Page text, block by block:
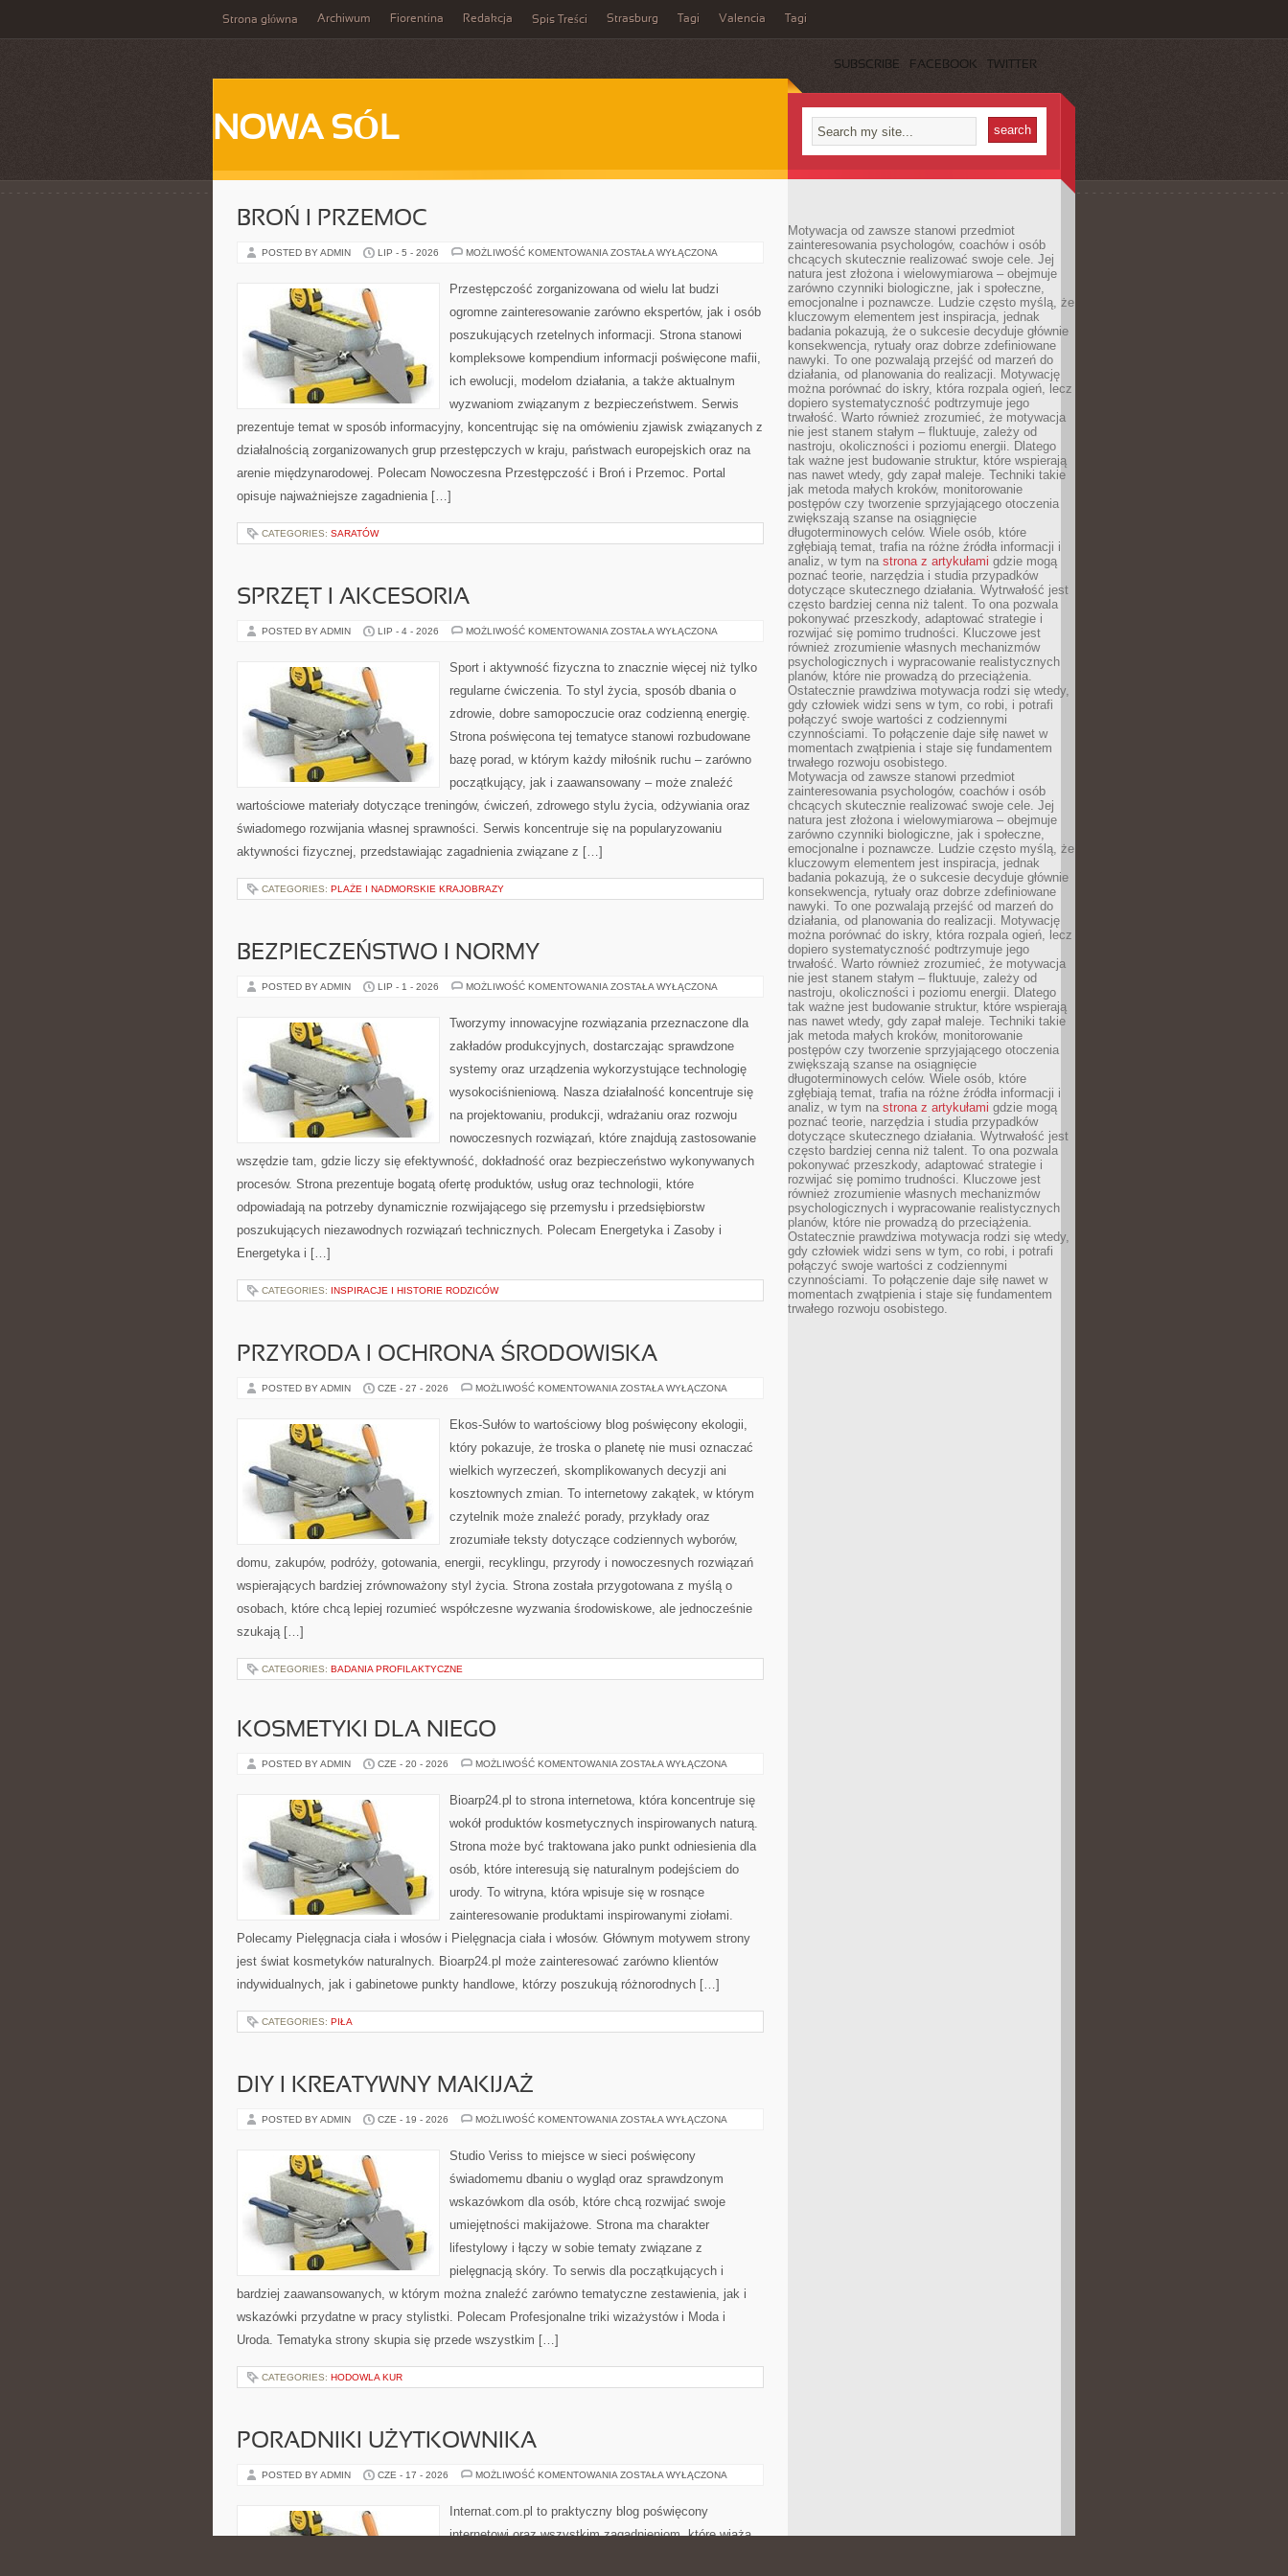
Strona główna Archiwum Fiorentina Redakcja Spis Treści Strasburg Tagi Valencia Tagi
SUBSCRIBE FACEBOOK TWITTER
NOWA SÓL
BROŃ I PRZEMOC
POSTED BY ADMIN LIP - 5 - 2026 MOŻLIWOŚĆ KOMENTOWANIA BROŃ
ZOSTAŁA WYŁĄCZONA
Przestępczość zorganizowana od wielu lat budzi
ogromne zainteresowanie zarówno ekspertów, jak i osób
poszukujących rzetelnych informacji. Strona stanowi
kompleksowe kompendium informacji poświęcone mafii,
ich ewolucji, modelom działania, a także aktualnym
wyzwaniom związanym z bezpieczeństwem. Serwis
prezentuje temat w sposób informacyjny, koncentrując się na omówieniu zjawisk związanych z
działalnością zorganizowanych grup przestępczych w kraju, państwach europejskich oraz na
arenie międzynarodowej. Polecam Nowoczesna Przestępczość i Broń i Przemoc. Portal
opisuje najważniejsze zagadnienia […]
CATEGORIES: SARATÓW
SPRZĘT I AKCESORIA
POSTED BY ADMIN LIP - 4 - 2026 MOŻLIWOŚĆ KOMENTOWANIA SPRZĘT
ZOSTAŁA WYŁĄCZONA
Sport i aktywność fizyczna to znacznie więcej niż tylko
regularne ćwiczenia. To styl życia, sposób dbania o
zdrowie, dobre samopoczucie oraz codzienną energię.
Strona poświęcona tej tematyce stanowi rozbudowane
bazę porad, w którym każdy miłośnik ruchu – zarówno
początkujący, jak i zaawansowany – może znaleźć
wartościowe materiały dotyczące treningów, ćwiczeń, zdrowego stylu życia, odżywiania oraz
świadomego rozwijania własnej sprawności. Serwis koncentruje się na popularyzowaniu
aktywności fizycznej, przedstawiając zagadnienia związane z […]
CATEGORIES: PLAŻE I NADMORSKIE KRAJOBRAZY
BEZPIECZEŃSTWO I NORMY
POSTED BY ADMIN LIP - 1 - 2026 MOŻLIWOŚĆ KOMENTOWANIA BEZPIECZEŃSTWO
ZOSTAŁA WYŁĄCZONA
Tworzymy innowacyjne rozwiązania przeznaczone dla
zakładów produkcyjnych, dostarczając sprawdzone
systemy oraz urządzenia wykorzystujące technologię
wysokociśnieniową. Nasza działalność koncentruje się
na projektowaniu, produkcji, wdrażaniu oraz rozwoju
nowoczesnych rozwiązań, które znajdują zastosowanie
wszędzie tam, gdzie liczy się efektywność, dokładność oraz bezpieczeństwo wykonywanych
procesów. Strona prezentuje bogatą ofertę produktów, usług oraz technologii, które
odpowiadają na potrzeby dynamicznie rozwijającego się przemysłu i przedsiębiorstw
poszukujących niezawodnych rozwiązań technicznych. Polecam Energetyka i Zasoby i
Energetyka i […]
CATEGORIES: INSPIRACJE I HISTORIE RODZICÓW
PRZYRODA I OCHRONA ŚRODOWISKA
POSTED BY ADMIN CZE - 27 - 2026 MOŻLIWOŚĆ KOMENTOWANIA PRZYRODA
ŚRODOWISKA
ZOSTAŁA WYŁĄCZONA
Ekos-Sułów to wartościowy blog poświęcony ekologii,
który pokazuje, że troska o planetę nie musi oznaczać
wielkich wyrzeczeń, skomplikowanych decyzji ani
kosztownych zmian. To internetowy zakątek, w którym
czytelnik może znaleźć porady, przykłady oraz
zrozumiałe teksty dotyczące codziennych wyborów,
domu, zakupów, podróży, gotowania, energii, recyklingu, przyrody i nowoczesnych rozwiązań
wspierających bardziej zrównoważony styl życia. Strona została przygotowana z myślą o
osobach, które chcą lepiej rozumieć współczesne wyzwania środowiskowe, ale jednocześnie
szukają […]
CATEGORIES: BADANIA PROFILAKTYCZNE
KOSMETYKI DLA NIEGO
POSTED BY ADMIN CZE - 20 - 2026 MOŻLIWOŚĆ KOMENTOWANIA KOSMETYKI
ZOSTAŁA WYŁĄCZONA
Bioarp24.pl to strona internetowa, która koncentruje się
wokół produktów kosmetycznych inspirowanych naturą.
Strona może być traktowana jako punkt odniesienia dla
osób, które interesują się naturalnym podejściem do
urody. To witryna, która wpisuje się w rosnące
zainteresowanie produktami inspirowanymi ziołami.
Polecamy Pielęgnacja ciała i włosów i Pielęgnacja ciała i włosów. Głównym motywem strony
jest świat kosmetyków naturalnych. Bioarp24.pl może zainteresować zarówno klientów
indywidualnych, jak i gabinetowe punkty handlowe, którzy poszukują różnorodnych […]
CATEGORIES: PIŁA
DIY I KREATYWNY MAKIJAŻ
POSTED BY ADMIN CZE - 19 - 2026 MOŻLIWOŚĆ KOMENTOWANIA DIY
MAKIJAŻ
ZOSTAŁA WYŁĄCZONA
Studio Veriss to miejsce w sieci poświęcony
świadomemu dbaniu o wygląd oraz sprawdzonym
wskazówkom dla osób, które chcą rozwijać swoje
umiejętności makijażowe. Strona ma charakter
lifestylowy i łączy w sobie tematy związane z
pielęgnacją skóry. To serwis dla początkujących i
bardziej zaawansowanych, w którym można znaleźć zarówno tematyczne zestawienia, jak i
wskazówki przydatne w pracy stylistki. Polecam Profesjonalne triki wizażystów i Moda i
Uroda. Tematyka strony skupia się przede wszystkim […]
CATEGORIES: HODOWLA KUR
PORADNIKI UŻYTKOWNIKA
POSTED BY ADMIN CZE - 17 - 2026 MOŻLIWOŚĆ KOMENTOWANIA PORADNIKI
ZOSTAŁA WYŁĄCZONA
Internat.com.pl to praktyczny blog poświęcony
internetowi oraz wszystkim zagadnieniom, które wiążą
Motywacja od zawsze stanowi przedmiot
zainteresowania psychologów, coachów i osób
chcących skutecznie realizować swoje cele. Jej
natura jest złożona i wielowymiarowa – obejmuje
zarówno czynniki biologiczne, jak i społeczne,
emocjonalne i poznawcze. Ludzie często myślą, że
kluczowym elementem jest inspiracja, jednak
badania pokazują, że o sukcesie decyduje głównie
konsekwencja, rytuały oraz dobrze zdefiniowane
nawyki. To one pozwalają przejść od marzeń do
działania, od planowania do realizacji. Motywację
można porównać do iskry, która rozpala ogień, lecz
dopiero systematyczność podtrzymuje jego
trwałość. Warto również zrozumieć, że motywacja
nie jest stanem stałym – fluktuuje, zależy od
nastroju, okoliczności i poziomu energii. Dlatego
tak ważne jest budowanie struktur, które wspierają
nas nawet wtedy, gdy zapał maleje. Techniki takie
jak metoda małych kroków, monitorowanie
postępów czy tworzenie sprzyjającego otoczenia
zwiększają szanse na osiągnięcie
długoterminowych celów. Wiele osób, które
zgłębiają temat, trafia na różne źródła informacji i
analiz, w tym na strona z artykułami gdzie mogą
poznać teorie, narzędzia i studia przypadków
dotyczące skutecznego działania. Wytrwałość jest
często bardziej cenna niż talent. To ona pozwala
pokonywać przeszkody, adaptować strategie i
rozwijać się pomimo trudności. Kluczowe jest
również zrozumienie własnych mechanizmów
psychologicznych i wypracowanie realistycznych
planów, które nie prowadzą do przeciążenia.
Ostatecznie prawdziwa motywacja rodzi się wtedy,
gdy człowiek widzi sens w tym, co robi, i potrafi
połączyć swoje wartości z codziennymi
czynnościami. To połączenie daje siłę nawet w
momentach zwątpienia i staje się fundamentem
trwałego rozwoju osobistego.
Motywacja od zawsze stanowi przedmiot
zainteresowania psychologów, coachów i osób
chcących skutecznie realizować swoje cele. Jej
natura jest złożona i wielowymiarowa – obejmuje
zarówno czynniki biologiczne, jak i społeczne,
emocjonalne i poznawcze. Ludzie często myślą, że
kluczowym elementem jest inspiracja, jednak
badania pokazują, że o sukcesie decyduje głównie
konsekwencja, rytuały oraz dobrze zdefiniowane
nawyki. To one pozwalają przejść od marzeń do
działania, od planowania do realizacji. Motywację
można porównać do iskry, która rozpala ogień, lecz
dopiero systematyczność podtrzymuje jego
trwałość. Warto również zrozumieć, że motywacja
nie jest stanem stałym – fluktuuje, zależy od
nastroju, okoliczności i poziomu energii. Dlatego
tak ważne jest budowanie struktur, które wspierają
nas nawet wtedy, gdy zapał maleje. Techniki takie
jak metoda małych kroków, monitorowanie
postępów czy tworzenie sprzyjającego otoczenia
zwiększają szanse na osiągnięcie
długoterminowych celów. Wiele osób, które
zgłębiają temat, trafia na różne źródła informacji i
analiz, w tym na strona z artykułami gdzie mogą
poznać teorie, narzędzia i studia przypadków
dotyczące skutecznego działania. Wytrwałość jest
często bardziej cenna niż talent. To ona pozwala
pokonywać przeszkody, adaptować strategie i
rozwijać się pomimo trudności. Kluczowe jest
również zrozumienie własnych mechanizmów
psychologicznych i wypracowanie realistycznych
planów, które nie prowadzą do przeciążenia.
Ostatecznie prawdziwa motywacja rodzi się wtedy,
gdy człowiek widzi sens w tym, co robi, i potrafi
połączyć swoje wartości z codziennymi
czynnościami. To połączenie daje siłę nawet w
momentach zwątpienia i staje się fundamentem
trwałego rozwoju osobistego.